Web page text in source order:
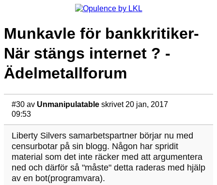
Munkavle för bankkritiker-
När stängs internet ? -
Ädelmetallforum
#30 av Unmanipulatable skrivet 20 jan, 2017
09:53
Liberty Silvers samarbetspartner börjar nu med
censurbotar på sin blogg. Någon har spridit
material som det inte räcker med att argumentera
ned och därför så "måste" detta raderas med hjälp
av en bot(programvara).